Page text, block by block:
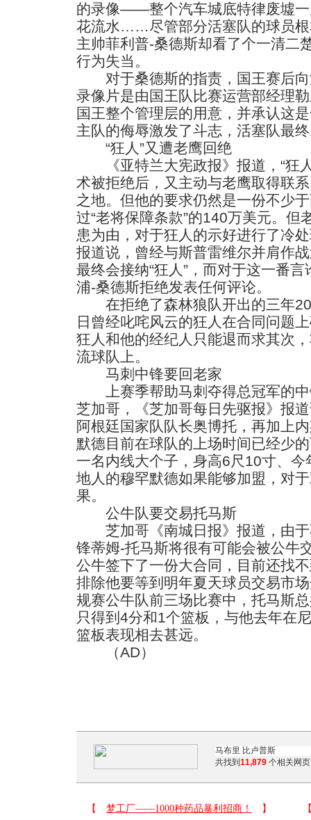
的录像——整个汽车城底特律废墟
花流水……尽管部分活塞队的球员根
主帅菲利普-桑德斯却看了个一清二
行为失当。
对于桑德斯的指责，国王赛后向
录像片是由国王队比赛运营部经理
国王整个管理层的用意，并承认这
主队的侮辱激发了斗志，活塞队最
“狂人”又遭老鹰回绝
《亚特兰大宪政报》报道，“狂
术被拒绝后，又主动与老鹰取得联
之地。但他的要求仍然是一份不少
过“老将保障条款”的140万美元。但
患为由，对于狂人的示好进行了冷
报道说，曾经与斯普雷维尔并肩作
最终会接纳“狂人”，而对于这一番
浦-桑德斯拒绝发表任何评论。
在拒绝了森林狼队开出的三年
日曾经叱咤风云的狂人在合同问题
狂人和他的经纪人只能退而求其次
流球队上。
马刺中锋要回老家
上赛季帮助马刺夺得总冠军的中
芝加哥，《芝加哥每日先驱报》报
阿根廷国家队队长奥博托，再加上
默德目前在球队的上场时间已经少
一名内线大个子，身高6尺10寸、
地人的穆罕默德如果能够加盟，对
果。
公牛队要交易托马斯
芝加哥《南城日报》报道，由于
锋蒂姆-托马斯将很有可能会被公牛
公牛签下了一份大合同，目前还找
排除他要等到明年夏天球员交易市
规赛公牛队前三场比赛中，托马斯
只得到4分和1个篮板，与他去年在
篮板表现相去甚远。
（AD）
共找到 11,879 个相关网